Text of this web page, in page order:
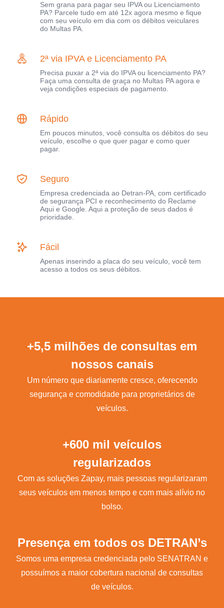
Sem grana para pagar seu IPVA ou Licenciamento
PA? Parcele tudo em até 12x agora mesmo e fique
com seu veículo em dia com os débitos veiculares
do Multas PA.
2ª via IPVA e Licenciamento PA
Precisa puxar a 2ª via do IPVA ou licenciamento PA?
Faça uma consulta de graça no Multas PA agora e
veja condições especiais de pagamento.
Rápido
Em poucos minutos, você consulta os débitos do seu
veículo, escolhe o que quer pagar e como quer
pagar.
Seguro
Empresa credenciada ao Detran-PA, com certificado
de segurança PCI e reconhecimento do Reclame
Aqui e Google. Aqui a proteção de seus dados é
prioridade.
Fácil
Apenas inserindo a placa do seu veículo, você tem
acesso a todos os seus débitos.
+5,5 milhões de consultas em
nossos canais
Um número que diariamente cresce, oferecendo
segurança e comodidade para proprietários de
veículos.
+600 mil veículos
regularizados
Com as soluções Zapay, mais pessoas regularizaram
seus veículos em menos tempo e com mais alívio no
bolso.
Presença em todos os DETRAN’s
Somos uma empresa credenciada pelo SENATRAN e
possuímos a maior cobertura nacional de consultas
de veículos.